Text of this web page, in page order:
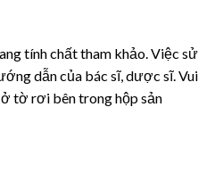
tính chất tham khảo. Việc sử
dẫn của bác sĩ, dược sĩ. Vui
tờ rơi bên trong hộp sản